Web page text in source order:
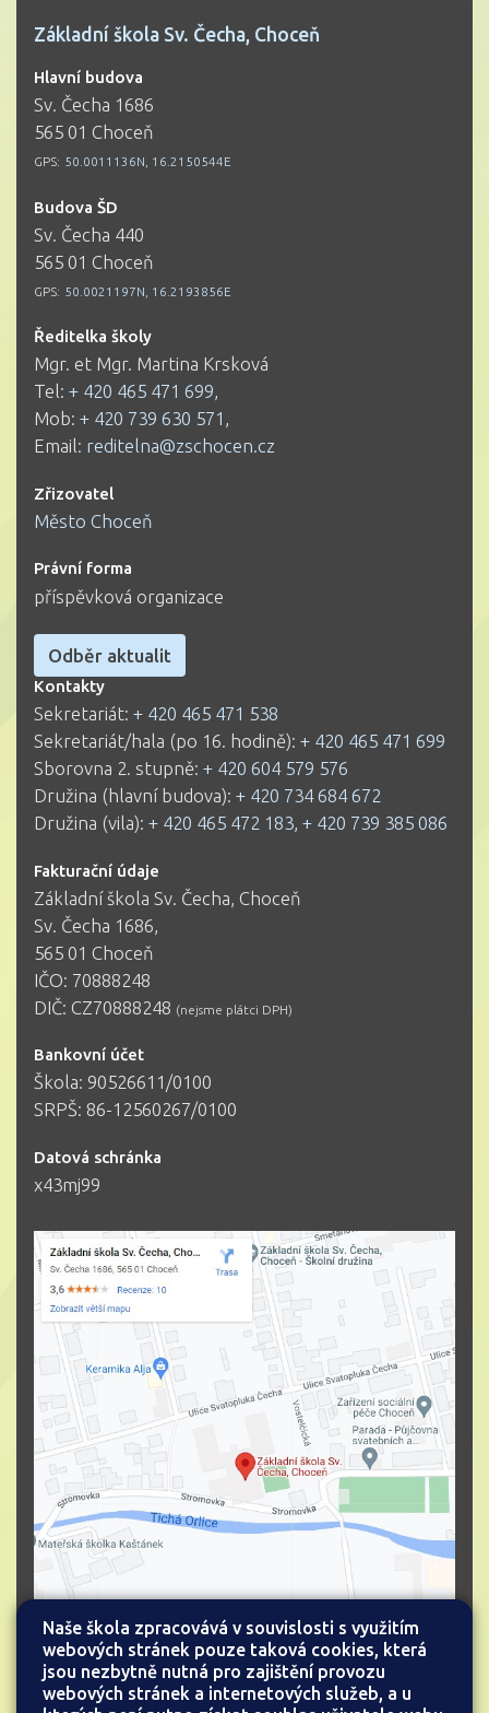
Základní škola Sv. Čecha, Choceň
Hlavní budova
Sv. Čecha 1686
565 01 Choceň
GPS: 50.0011136N, 16.2150544E
Budova ŠD
Sv. Čecha 440
565 01 Choceň
GPS: 50.0021197N, 16.2193856E
Ředitelka školy
Mgr. et Mgr. Martina Krsková
Tel: + 420 465 471 699,
Mob: + 420 739 630 571 ,
Email: reditelna@zschocen.cz
Zřizovatel
Město Choceň
Právní forma
příspěvková organizace
Odběr aktualit
Kontakty
Sekretariát: + 420 465 471 538
Sekretariát/hala (po 16. hodině): + 420 465 471 699
Sborovna 2. stupně: + 420 604 579 576
Družina (hlavní budova): + 420 734 684 672
Družina (vila): + 420 465 472 183, + 420 739 385 086
Fakturační údaje
Základní škola Sv. Čecha, Choceň
Sv. Čecha 1686,
565 01 Choceň
IČO: 70888248
DIČ: CZ70888248 (nejsme plátci DPH)
Bankovní účet
Škola: 90526611/0100
SRPŠ: 86-12560267/0100
Datová schránka
x43mj99
Naše škola zpracovává v souvislosti s využitím
webových stránek pouze taková cookies, která
jsou nezbytně nutná pro zajištění provozu
webových stránek a internetových služeb, a u